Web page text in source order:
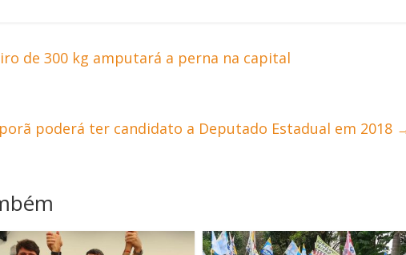
de 300 kg amputará a perna na capital
poderá ter candidato a Deputado Estadual em 2018